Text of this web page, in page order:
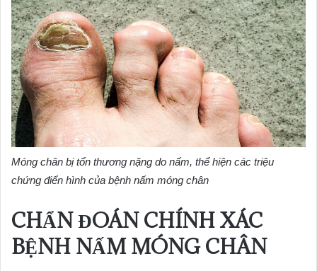
Móng chân bị tổn thương nặng do nấm, thể hiện các triệu
chứng điển hình của bệnh nấm móng chân
CHẨN ĐOÁN CHÍNH XÁC
BỆNH NẤM MÓNG CHÂN